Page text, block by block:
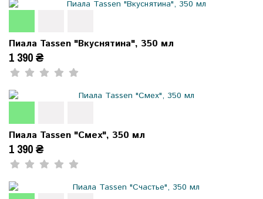
Пиала Tassen "Вкуснятина", 350 мл
1 390 ₴
Пиала Tassen "Смех", 350 мл
1 390 ₴